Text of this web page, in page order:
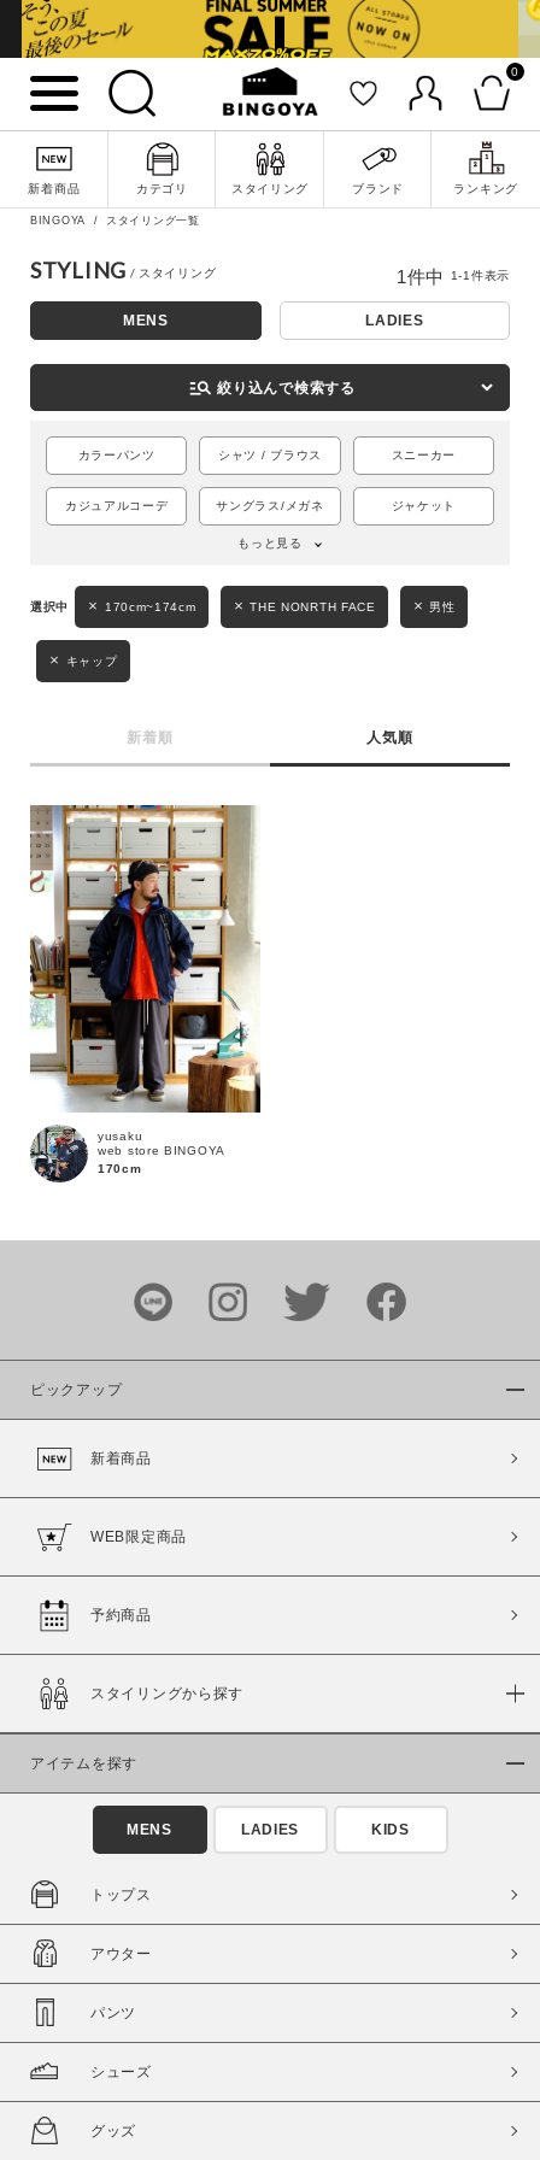
0
新着商品 カテゴリ スタイリング ブランド ランキング
詳細検索
キーワード
MENS LADIES KIDS
カテゴリ
ブランド
商品タイプ
セール価格
在庫
BINGOYA スタイリング一覧
STYLING
MENS LADIES
manage_search 絞り込んで検索する
カラーパンツ シャツ / ブラウス スニーカー
カジュアルコーデ サングラス/メガネ ジャケット
もっと見る
170cm~174cm THE NONRTH FACE 男性
キャップ
新着順 人気順
1件中 1-1件表示
yusaku
web store BINGOYA
170cm
ピックアップ
新着商品
WEB限定商品
予約商品
スタイリングから探す
アイテムを探す
MENS LADIES KIDS
トップス
アウター
パンツ
シューズ
グッズ